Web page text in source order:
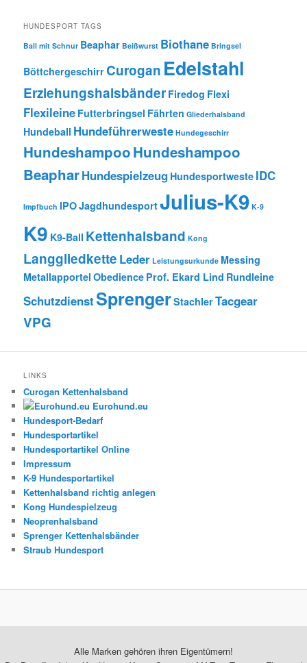
HUNDESPORT TAGS
Ball mit Schnur Beaphar Beißwurst Biothane Bringsel
Böttchergeschirr Curogan Edelstahl
Erziehungshalsbänder Firedog Flexi
Flexileine Futterbringsel Fährten Gliederhalsband
Hundeball Hundeführerweste Hundegeschirr
HundeshampooHundeshampoo
BeapharHundespielzeug Hundesportweste IDC
Impfbuch IPOJagdhundesportJulius-K9 K-9
K9 K9-Ball Kettenhalsband Kong
Langgliedkette Leder Leistungsurkunde Messing
Metallapportel Obedience Prof. Ekard Lind Rundleine
SchutzdienstSprengerStachlerTacgear
VPG
LINKS
Curogan Kettenhalsband
Eurohund.eu
Hundesport-Bedarf
Hundesportartikel
Hundesportartikel Online
Impressum
K-9 Hundesportartikel
Kettenhalsband richtig anlegen
Kong Hundespielzeug
Neoprenhalsband
Sprenger Kettenhalsbänder
Straub Hundesport
Alle Marken gehören ihren Eigentümern!